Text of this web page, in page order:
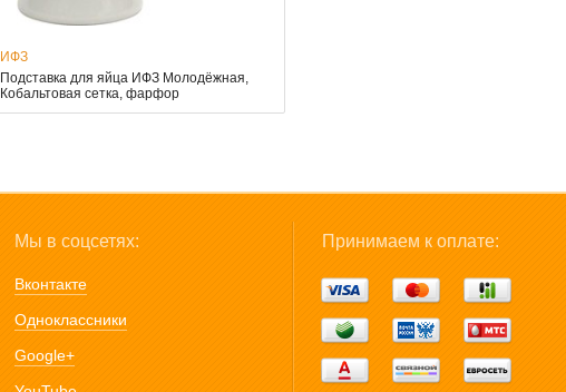
ИФЗ
Подставка для яйца ИФЗ Молодёжная,
Кобальтовая сетка, фарфор
Мы в соцсетях:
Вконтакте
Одноклассники
Google+
Принимаем к оплате: